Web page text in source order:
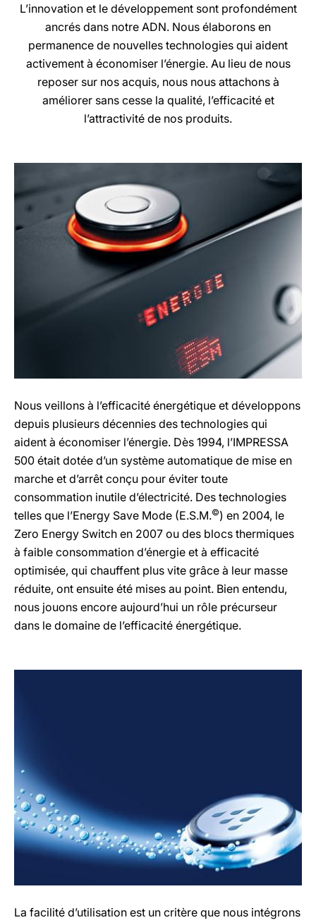
L’innovation et le développement sont profondément
ancrés dans notre ADN. Nous élaborons en
permanence de nouvelles technologies qui aident
activement à économiser l’énergie. Au lieu de nous
reposer sur nos acquis, nous nous attachons à
améliorer sans cesse la qualité, l’efficacité et
l’attractivité de nos produits.
Nous veillons à l’efficacité énergétique et développons
depuis plusieurs décennies des technologies qui
aident à économiser l’énergie. Dès 1994, l’IMPRESSA
500 était dotée d’un système automatique de mise en
marche et d’arrêt conçu pour éviter toute
consommation inutile d’électricité. Des technologies
telles que l’Energy Save Mode (E.S.M.©) en 2004, le
Zero Energy Switch en 2007 ou des blocs thermiques
à faible consommation d’énergie et à efficacité
optimisée, qui chauffent plus vite grâce à leur masse
réduite, ont ensuite été mises au point. Bien entendu,
nous jouons encore aujourd’hui un rôle précurseur
dans le domaine de l’efficacité énergétique.
La facilité d’utilisation est un critère que nous intégrons